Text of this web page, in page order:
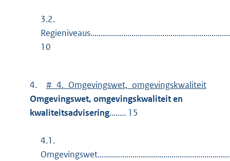
3.2.
10
4.
#_4._Omgevingswet,_omgevingskwaliteit
Omgevingswet, omgevingskwaliteit en
kwaliteitsadvisering........ 15
4.1.